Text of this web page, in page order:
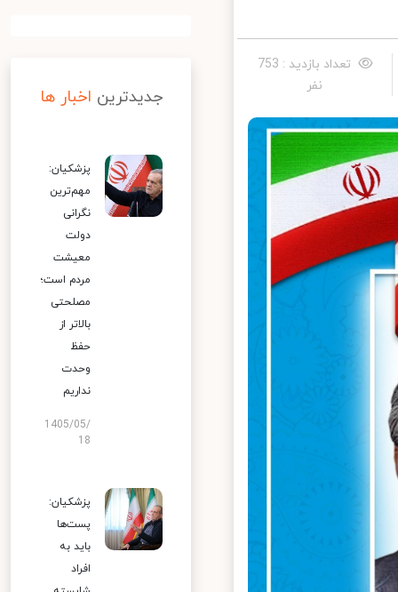
تعداد بازدید : 753
نفر
جدیدترین اخبار ها
پزشکیان:
مهم‌ترین
نگرانی
دولت
معیشت
مردم است؛
مصلحتی
بالاتر از
حفظ
وحدت
نداریم
1405/05/
18
پزشکیان:
پست‌ها
باید به
افراد